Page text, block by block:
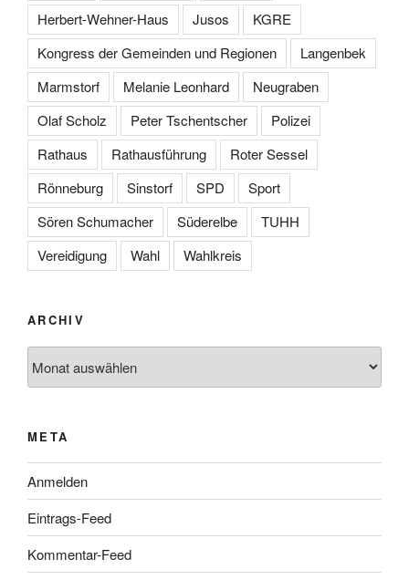
Herbert-Wehner-Haus
Jusos
KGRE
Kongress der Gemeinden und Regionen
Langenbek
Marmstorf
Melanie Leonhard
Neugraben
Olaf Scholz
Peter Tschentscher
Polizei
Rathaus
Rathausführung
Roter Sessel
Rönneburg
Sinstorf SPD
Sport
Sören Schumacher
Süderelbe
TUHH
Vereidigung
Wahl Wahlkreis
ARCHIV
META
Anmelden
Eintrags-Feed
Kommentar-Feed